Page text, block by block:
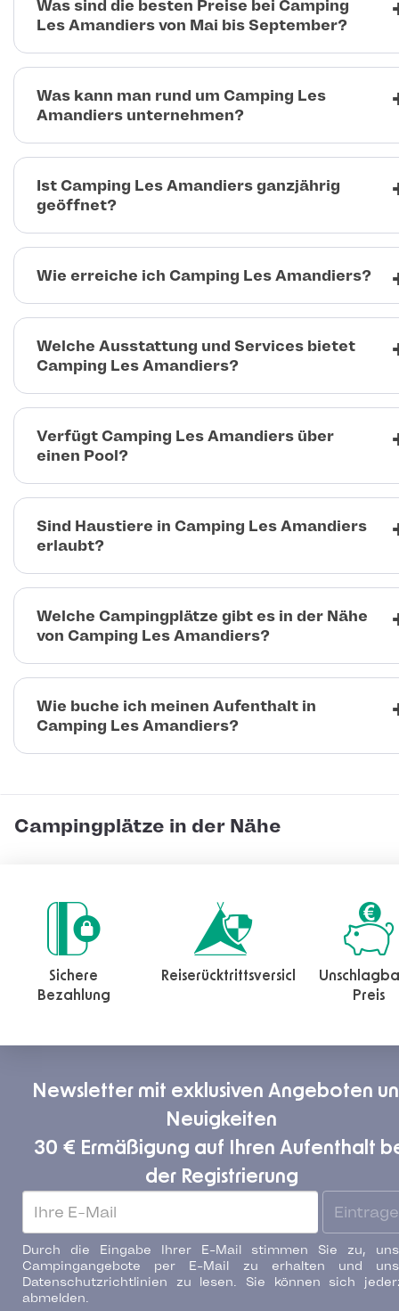
Was sind die besten Preise bei Camping
Les Amandiers von Mai bis September?
Was kann man rund um Camping Les
Amandiers unternehmen?
Ist Camping Les Amandiers ganzjährig
geöffnet?
Wie erreiche ich Camping Les Amandiers?
Welche Ausstattung und Services bietet
Camping Les Amandiers?
Verfügt Camping Les Amandiers über
einen Pool?
Sind Haustiere in Camping Les Amandiers
erlaubt?
Welche Campingplätze gibt es in der Nähe
von Camping Les Amandiers?
Wie buche ich meinen Aufenthalt in
Camping Les Amandiers?
Campingplätze in der Nähe
Sichere
Bezahlung
Reiserücktrittsversicherung
Preis
Newsletter mit exklusiven Angeboten
Neuigkeiten
30 € Ermäßigung auf Ihren Aufenthalt
der Registrierung
Durch die Eingabe Ihrer E-Mail stimmen Sie zu,
Campingangebote per E-Mail zu erhalten und
Datenschutzrichtlinien zu lesen. Sie können sich
abmelden.